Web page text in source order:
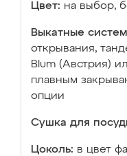
Цвет: на выбор,
Выкатные
открывания,
Blum (Австрия)
плавным
опции
Сушка для
Цоколь: в цвет